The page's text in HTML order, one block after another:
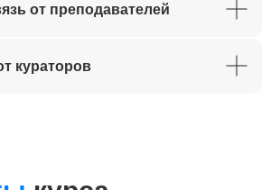
от преподавателей
кураторов